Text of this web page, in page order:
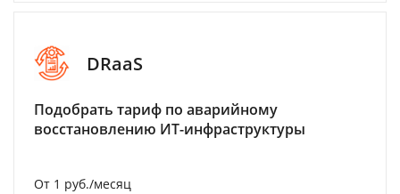
DRaaS
Подобрать тариф по аварийному
восстановлению ИТ-инфраструктуры
От 1 руб./месяц